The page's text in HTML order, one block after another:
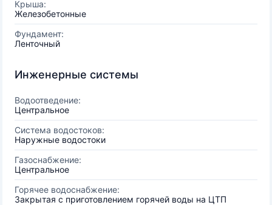
Крыша:
Железобетонные
Фундамент:
Ленточный
Инженерные системы
Водоотведение:
Центральное
Система водостоков:
Наружные водостоки
Газоснабжение:
Центральное
Горячее водоснабжение:
Закрытая с приготовлением горячей воды на ЦТП